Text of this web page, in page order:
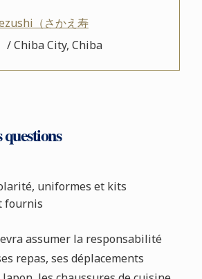
（さかえ寿
/ Chiba City, Chiba
uniformes et kits
fournis
assumer la responsabilité
repas, ses déplacements